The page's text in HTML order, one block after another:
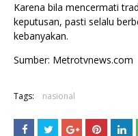
Karena bila mencermati
keputusan, pasti selalu
kebanyakan.
Sumber: Metrotvnews.com
Tags: nasional